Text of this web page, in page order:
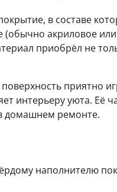
в составе
акриловое
приобрёл не
приятно
интерьеру уюта. Её
домашнем ремонте.
наполнителю